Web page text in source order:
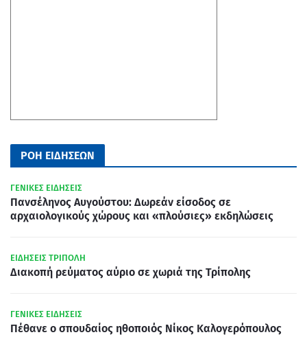
ΡΟΗ ΕΙΔΗΣΕΩΝ
ΓΕΝΙΚΕΣ ΕΙΔΗΣΕΙΣ
Πανσέληνος Αυγούστου: Δωρεάν είσοδος σε
αρχαιολογικούς χώρους και «πλούσιες» εκδηλώσεις
ΕΙΔΗΣΕΙΣ ΤΡΙΠΟΛΗ
Διακοπή ρεύματος αύριο σε χωριά της Τρίπολης
ΓΕΝΙΚΕΣ ΕΙΔΗΣΕΙΣ
Πέθανε ο σπουδαίος ηθοποιός Νίκος Καλογερόπουλος